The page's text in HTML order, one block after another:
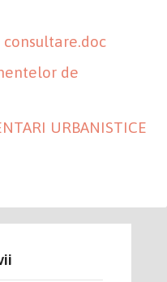
de
URBANISTICE